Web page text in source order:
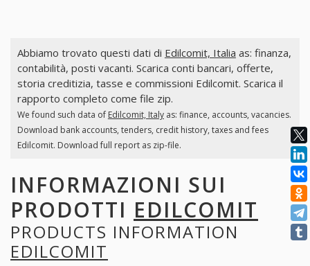
Abbiamo trovato questi dati di Edilcomit, Italia as: finanza,
contabilità, posti vacanti. Scarica conti bancari, offerte,
storia creditizia, tasse e commissioni Edilcomit. Scarica il
rapporto completo come file zip.
We found such data of Edilcomit, Italyas: finance, accounts, vacancies.
Download bank accounts, tenders, credit history, taxes and fees
Edilcomit. Download full report as zip-file.
INFORMAZIONI SUI
PRODOTTI EDILCOMIT
PRODUCTS INFORMATION
EDILCOMIT